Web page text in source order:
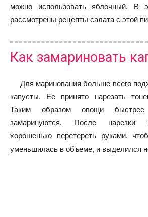
можно использовать яблочный. В
рассмотрены рецепты салата с этой
Как замариновать
Для маринования больше всего
капусты. Ее принято нарезать
Таким образом овощи
замаринуются. После нарезки
хорошенько перетереть руками,
уменьшилась в объеме, и выделился